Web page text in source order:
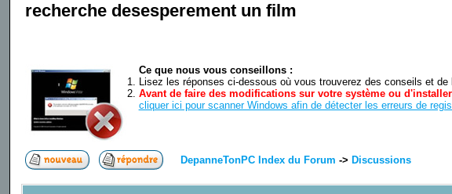
recherche desesperement un film
Ce que nous vous conseillons :
Lisez les réponses ci-dessous où vous trouverez des conseils et
Avant de faire des modifications sur votre système ou
cliquer ici pour scanner Windows afin de détecter les erreurs de
DepanneTonPC Index du Forum -> Discussions